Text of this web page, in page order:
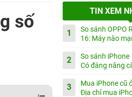
số
TIN XEM
1
So sánh OPPO
16: Máy nào
2
So sánh iPhone
Có đáng nâng
3
Mua iPhone cũ
Địa chỉ mua